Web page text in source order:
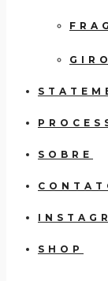
GIRO
SOBRE
SHOP